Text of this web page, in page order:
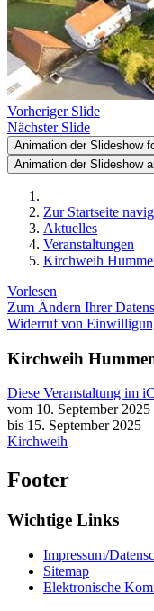
Vorheriger Slide
Nächster Slide
Animation der Slideshow
Animation der Slideshow
Zur Startseite
Aktuelles
Veranstaltungen
Kirchweih
Vorlesen
Zum Ändern Ihrer
Widerruf von
Kirchweih
Diese Veranstaltung im
vom 10. September 2025
bis 15. September 2025
Kirchweih
Footer
Wichtige Links
Impressum/
Sitemap
Elektronische